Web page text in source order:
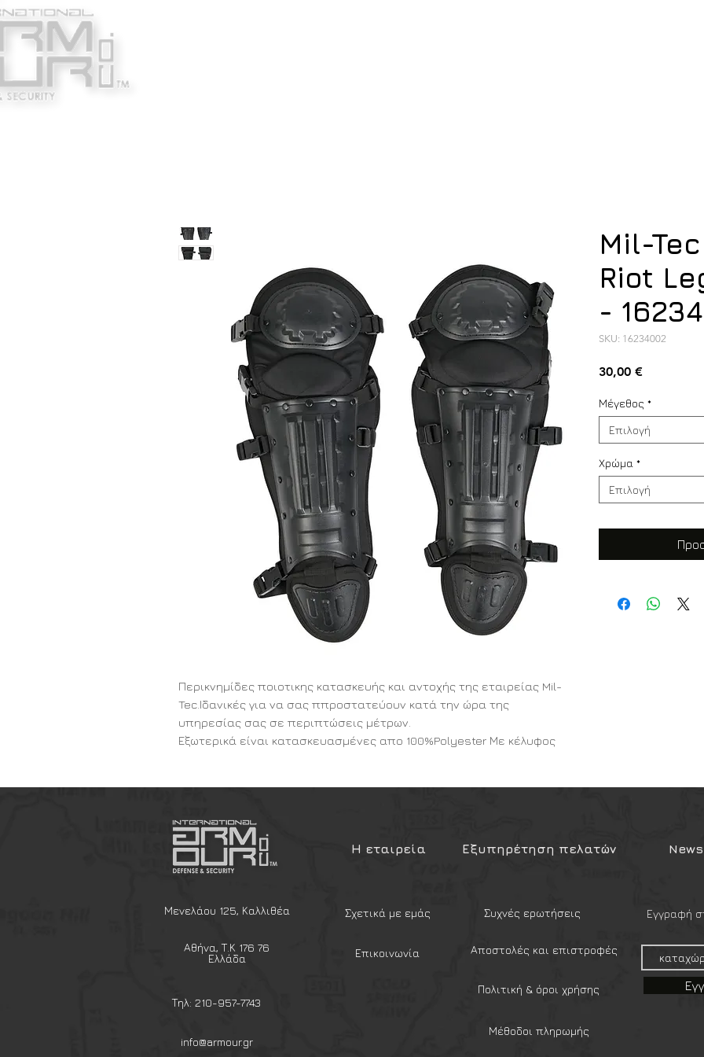
Περικνημίδες ποιοτικης κατασκευής και αντοχής της εταιρείας Mil-
Tec.Ιδανικές για να σας ππροστατεύουν κατά την ώρα της
υπηρεσίας σας σε περιπτώσεις μέτρων.
Εξωτερικά είναι κατασκευασμένες απο 100%Polyester Με κέλυφος
τις βάζετε και να τις βγάζετε γρήγορα και με ευκολία.
Διατίθεται σε one-size μέγεθος και το βάρος του είναι 625gr το
ένα.
MIL-TEC BLACK ANTI RIOT LEG PROTECTION-16234002
Mil-
Riot
-
SKU: 16234002
30,00 €Τιμή
Μέγεθος *
Επιλογή
Χρώμα *
Επιλογή
Η εταιρεία Εξυπηρέτηση πελατών
Μενελάου 125, Καλλιθέα
Αθήνα, Τ.Κ 176 76
Ελλάδα
Τηλ: 210-957-7743
info@armour.gr
Σχετικά με εμάς
Επικοινωνία
Συχνές ερωτήσεις
Αποστολές και επιστροφές
Πολιτική & όροι χρήσης
Μέθοδοι πληρωμής
Εγγραφή